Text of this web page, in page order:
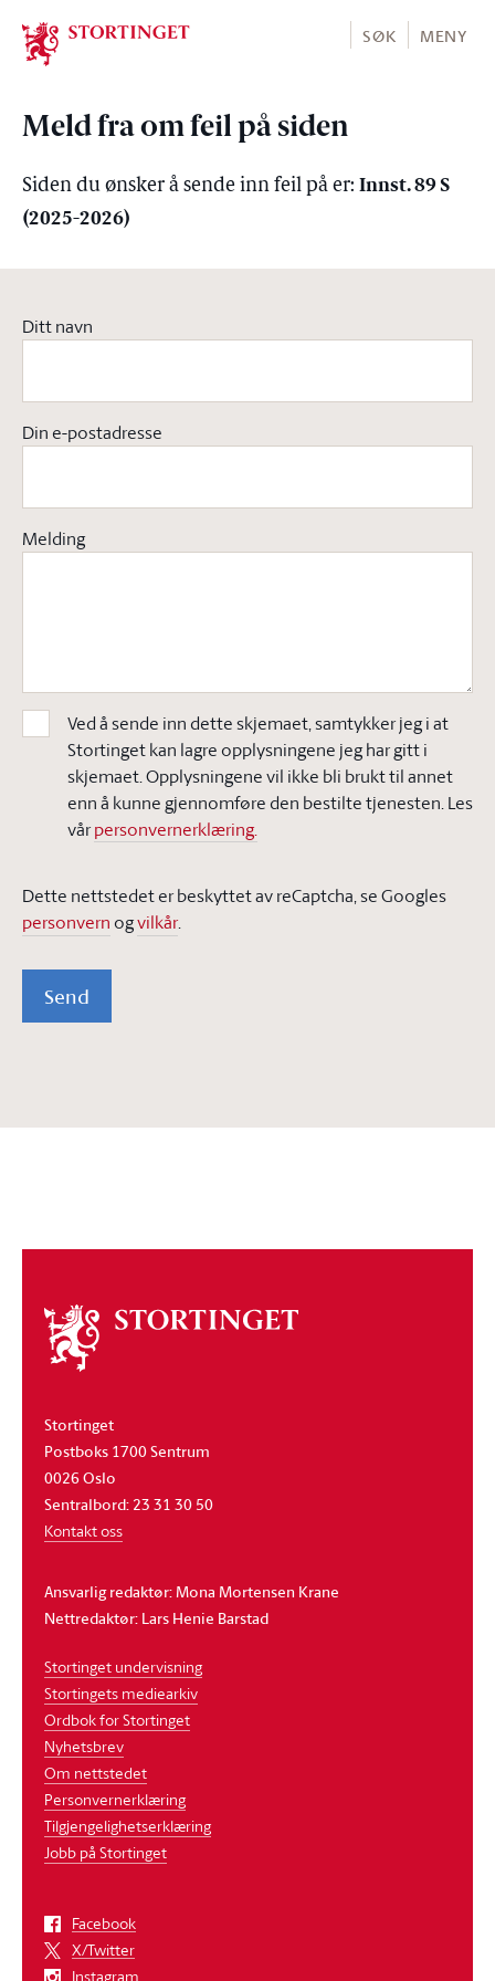
Stortinget.no
SØK MENY
Meld fra om feil på siden
Siden du ønsker å sende inn feil på er: Innst. 89 S
(2025-2026)
Ditt navn
Din e-postadresse
Melding
Ved å sende inn dette skjemaet, samtykker jeg i at
Stortinget kan lagre opplysningene jeg har gitt i
skjemaet. Opplysningene vil ikke bli brukt til annet
enn å kunne gjennomføre den bestilte tjenesten. Les
vårpersonvernerklæring.
Dette nettstedet er beskyttet av reCaptcha, se Googles
personvern ogvilkår.
Send
Om
stortinget
Stortinget
Postboks 1700 Sentrum
0026 Oslo
Sentralbord: 23 31 30 50
Kontakt oss
Ansvarlig redaktør: Mona Mortensen Krane
Nettredaktør: Lars Henie Barstad
Stortinget undervisning
Stortingets mediearkiv
Ordbok for Stortinget
Nyhetsbrev
Om nettstedet
Personvernerklæring
Tilgjengelighetserklæring
Jobb på Stortinget
Facebook
X/Twitter
Instagram